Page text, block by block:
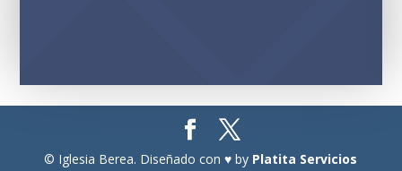
© Iglesia Berea. Diseñado con ♥ by Platita Servicios